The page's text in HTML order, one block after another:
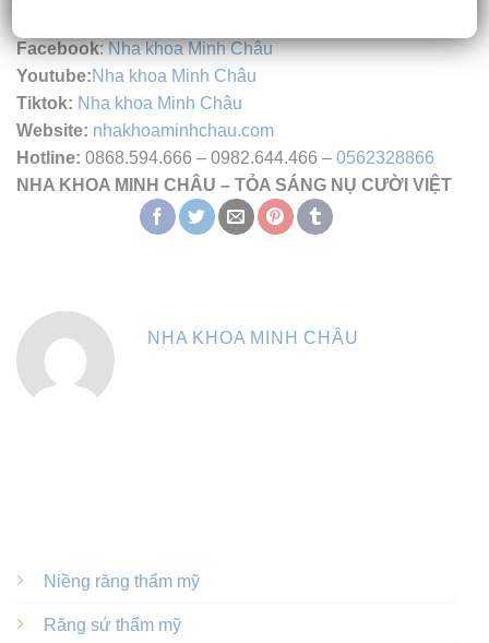
Facebook:Nha khoa Minh Châu
Youtube:Nha khoa Minh Châu
Tiktok: Nha khoa Minh Châu
Website: nhakhoaminhchau.com
Hotline: 0868.594.666 – 0982.644.466 – 0562328866
NHA KHOA MINH CHÂU – TỎA SÁNG NỤ CƯỜI VIỆT
NHA KHOA MINH CHÂU
Niềng răng thẩm mỹ
Răng sứ thẩm mỹ